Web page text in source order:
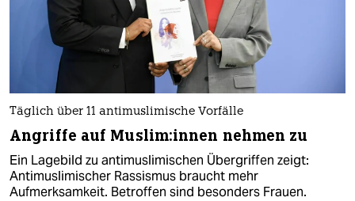
Täglich über 11 antimuslimische Vorfälle
Angriffe auf Mus­li­m:in­nen nehmen zu
Ein Lagebild zu antimuslimischen Übergriffen zeigt:
Antimuslimischer Rassismus braucht mehr
Aufmerksamkeit. Betroffen sind besonders Frauen.